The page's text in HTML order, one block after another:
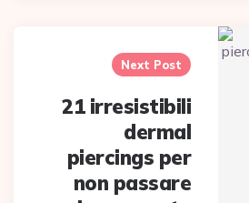
Next Post
21 irresistibili
dermal
piercings per
non passare